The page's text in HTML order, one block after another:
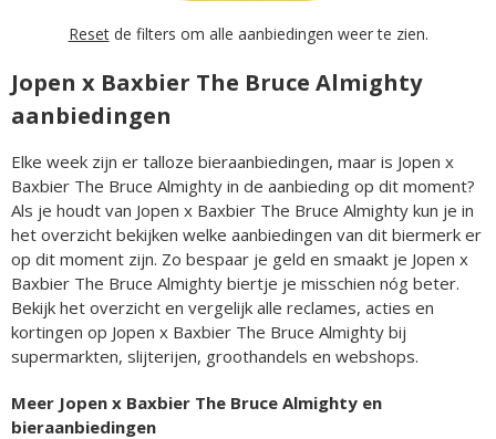
Resetde filters om alle aanbiedingen weer te zien.
Jopen x Baxbier The Bruce Almighty
aanbiedingen
Elke week zijn er talloze bieraanbiedingen, maar is Jopen x
Baxbier The Bruce Almighty in de aanbieding op dit moment?
Als je houdt van Jopen x Baxbier The Bruce Almighty kun je in
het overzicht bekijken welke aanbiedingen van dit biermerk er
op dit moment zijn. Zo bespaar je geld en smaakt je Jopen x
Baxbier The Bruce Almighty biertje je misschien nóg beter.
Bekijk het overzicht en vergelijk alle reclames, acties en
kortingen op Jopen x Baxbier The Bruce Almighty bij
supermarkten, slijterijen, groothandels en webshops.
Meer Jopen x Baxbier The Bruce Almighty en
bieraanbiedingen